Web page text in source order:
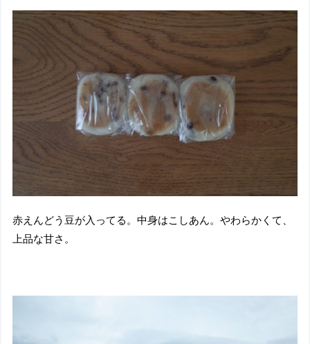
赤えんどう豆が入ってる。中身はこしあん。やわらかくて、
上品な甘さ。